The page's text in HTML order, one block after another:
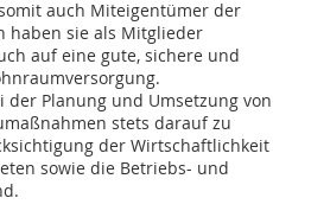
auch Miteigentümer der
haben sie als Mitglieder
auf eine gute, sichere und
Planung und Umsetzung von
stets darauf zu
der Wirtschaftlichkeit
sowie die Betriebs- und